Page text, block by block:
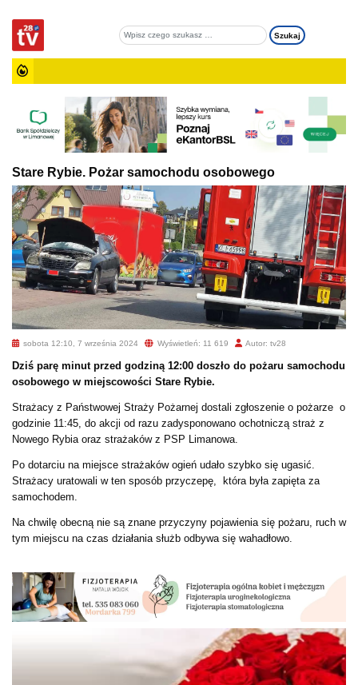
Stare Rybie. Pożar samochodu osobowego
sobota 12:10, 7 września 2024 Wyświetleń: 11 619 Autor: tv28
Dziś parę minut przed godziną 12:00 doszło do pożaru samochodu
osobowego w miejscowości Stare Rybie.
Strażacy z Państwowej Straży Pożarnej dostali zgłoszenie o pożarze o
godzinie 11:45, do akcji od razu zadysponowano ochotniczą straż z
Nowego Rybia oraz strażaków z PSP Limanowa.
Po dotarciu na miejsce strażaków ogień udało szybko się ugasić.
Strażacy uratowali w ten sposób przyczepę, która była zapięta za
samochodem.
Na chwilę obecną nie są znane przyczyny pojawienia się pożaru, ruch w
tym miejscu na czas działania służb odbywa się wahadłowo.